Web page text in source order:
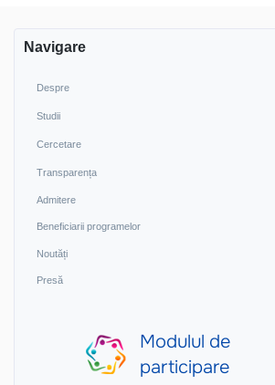
Navigare
Despre
Studii
Cercetare
Transparența
Admitere
Beneficiarii programelor
Noutăți
Presă